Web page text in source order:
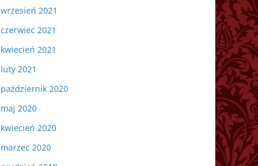
wrzesień 2021
czerwiec 2021
kwiecień 2021
luty 2021
październik 2020
maj 2020
kwiecień 2020
marzec 2020